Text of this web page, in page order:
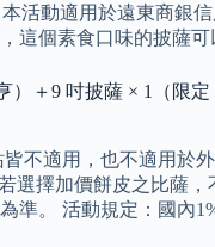
活動適用於遠東商銀
個素食口味的披薩
＋9 吋披薩 × 1（限
不適用，也不適用
擇加價餅皮之比薩
準。 活動規定：國